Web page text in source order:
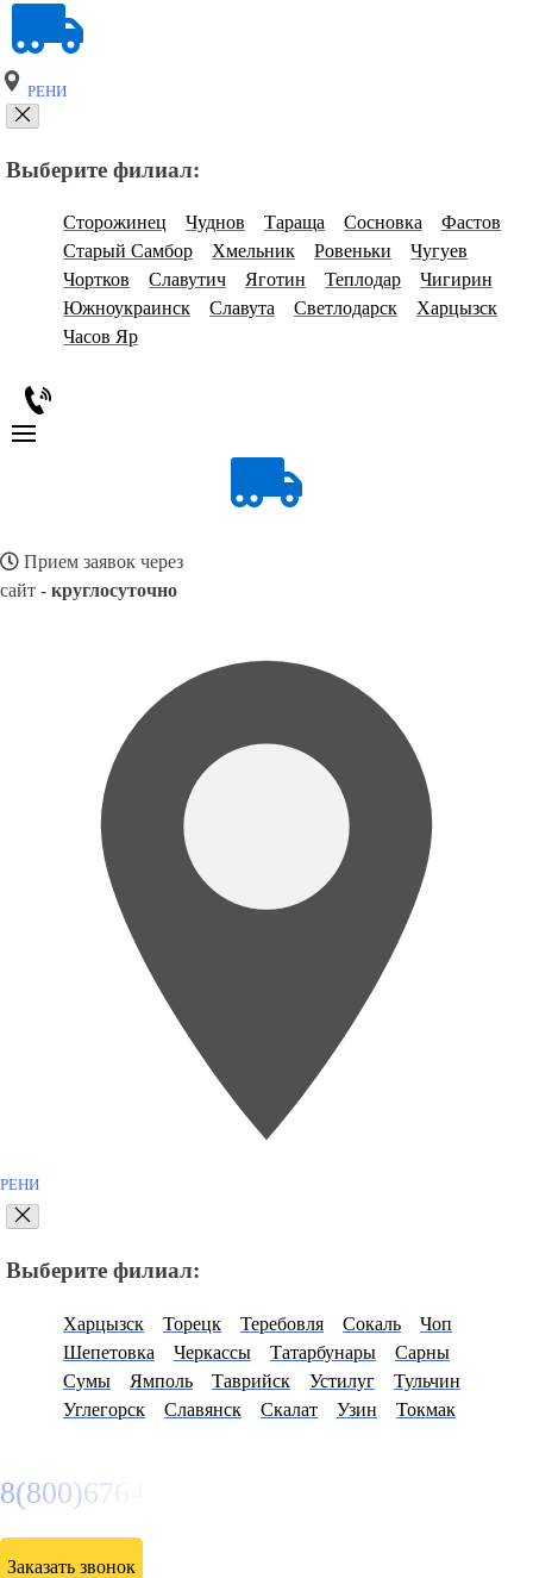
РЕНИ
Выберите филиал:
Сторожинец Чуднов Тараща Сосновка
Фастов
Старый Самбор
Хмельник Ровеньки
Чугуев
Чортков
Славутич Яготин Теплодар
Чигирин
Южноукраинск
Славута Светлодарск
Харцызск
Часов Яр
Прием заявок через
сайт - круглосуточно
РЕНИ
Выберите филиал:
Харцызск Торецк Теребовля Сокаль
Чоп
Шепетовка
Черкассы Татарбунары
Сарны
Сумы
Ямполь Таврийск Устилуг
Тульчин
Углегорск
Славянск Скалат Узин Токмак
8(800)6764935
Заказать звонок